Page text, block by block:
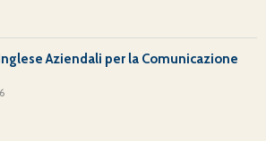
Aziendali per la Comunicazione